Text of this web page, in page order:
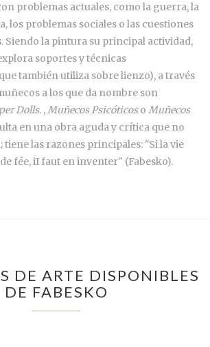
problemas actuales, como la guerra, la
los problemas sociales o las cuestiones
Siendo la pintura su principal actividad,
soportes y técnicas
también utiliza sobre lienzo), a través
a los que da nombre son
Dolls. ,Muñecos Psicóticoso Muñecos
en una obra aguda y crítica que no
tiene las razones principales: "Si la vie
fée, iI faut en inventer" (Fabesko).
DE ARTE DISPONIBLES
DE FABESKO